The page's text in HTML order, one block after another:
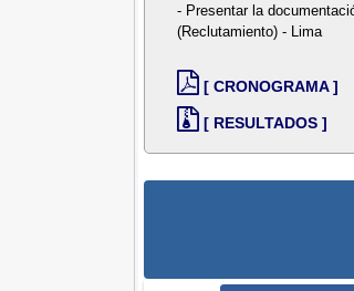
- Presentar la
(Reclutamiento) - Lima
[ CRONOGRAMA ]
[ RESULTADOS ]